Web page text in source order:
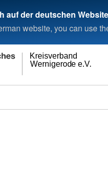
auf der deutschen Website
website, you can use
Wernigerode e.V.
Kreisverband